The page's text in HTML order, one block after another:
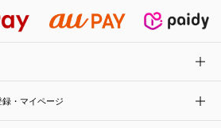
コート
センジャーバッグ
レグランス
録・マイページ